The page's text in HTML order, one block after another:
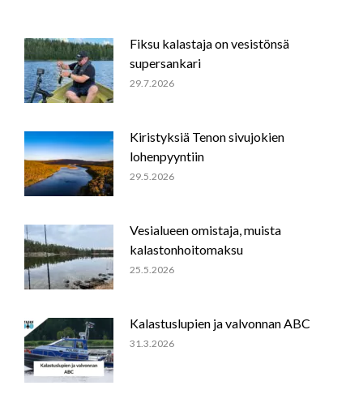
Fiksu kalastaja on vesistönsä
supersankari
29.7.2026
Kiristyksiä Tenon sivujokien
lohenpyyntiin
29.5.2026
Vesialueen omistaja, muista
kalastonhoitomaksu
25.5.2026
Kalastuslupien ja valvonnan ABC
31.3.2026